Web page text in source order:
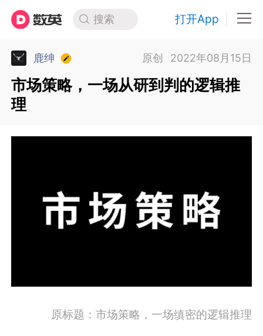
搜索 打开App
鹿绅 原创 2022年08月15日
市场策略，一场从研到判的逻辑推
理
原标题：市场策略，一场缜密的逻辑推理